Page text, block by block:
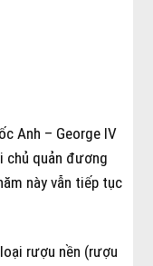
Anh – George IV
chủ quản đương
này vẫn tiếp tục
rượu nền (rượu